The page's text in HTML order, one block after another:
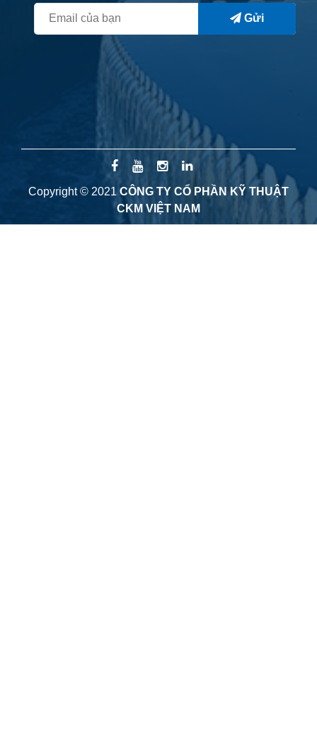
Gửi
Copyright © 2021 CÔNG TY CỔ PHẦN KỸ THUẬT
CKM VIỆT NAM